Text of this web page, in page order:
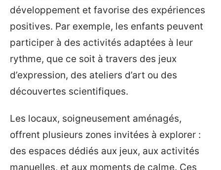
développement et favorise des expériences
positives. Par exemple, les enfants peuvent
participer à des activités adaptées à leur
rythme, que ce soit à travers des jeux
d’expression, des ateliers d’art ou des
découvertes scientifiques.
Les locaux, soigneusement aménagés,
offrent plusieurs zones invitées à explorer :
des espaces dédiés aux jeux, aux activités
manuelles, et aux moments de calme. Ces